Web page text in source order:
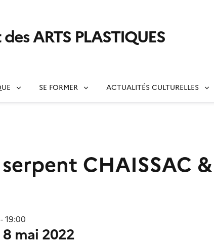
ARTS PLASTIQUES
SE FORMER ACTUALITÉS CULTURELLES
CHAISSAC
19:00
mai 2022